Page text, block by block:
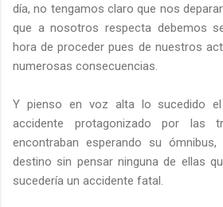
día, no tengamos claro que nos
que a nosotros respecta debemos
hora de proceder pues de nuestros
numerosas consecuencias.
Y pienso en voz alta lo sucedido
accidente protagonizado por las
encontraban esperando su
destino sin pensar ninguna de ellas
sucedería un accidente fatal.